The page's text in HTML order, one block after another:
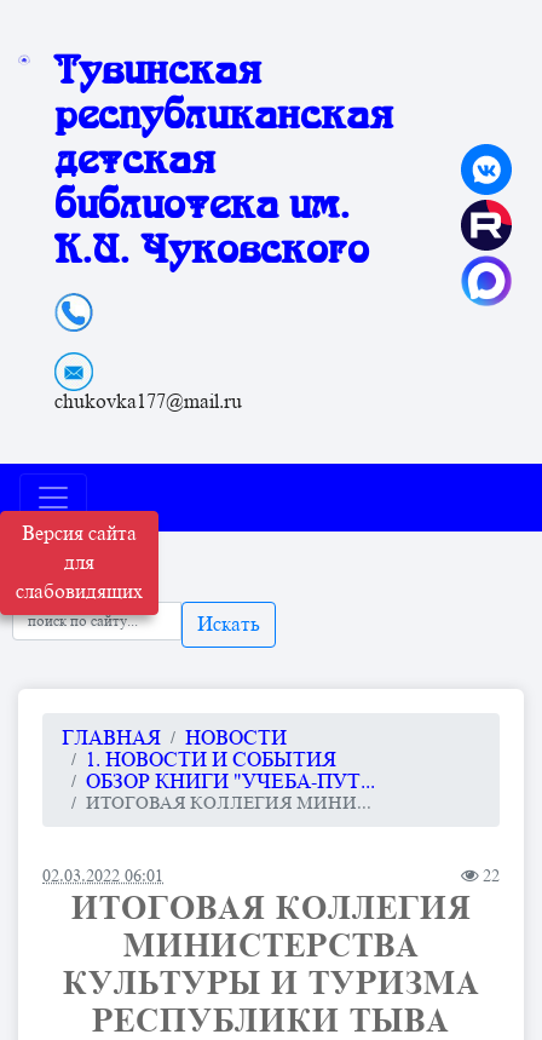
Версия сайта
для
слабовидящих
Тувинская
республиканская
детская
библиотека им.
К.И. Чуковского
chukovka177@mail.ru
Искать
ГЛАВНАЯ
НОВОСТИ
1. НОВОСТИ И СОБЫТИЯ
ОБЗОР КНИГИ "УЧЕБА-ПУТ...
ИТОГОВАЯ КОЛЛЕГИЯ МИНИ...
02.03.2022 06:01 22
ИТОГОВАЯ КОЛЛЕГИЯ
МИНИСТЕРСТВА
КУЛЬТУРЫ И ТУРИЗМА
РЕСПУБЛИКИ ТЫВА